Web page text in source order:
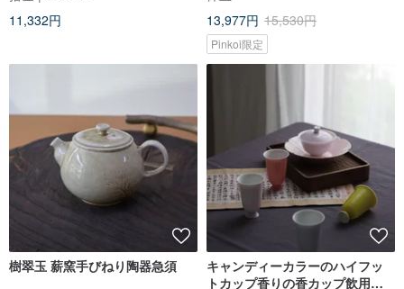
11,332円
13,977円 15,530円
Pinkoi限定
樹翠玉 薪窯手びねり陶器急須
キャンディーカラーのハイフッ
トカップ香りの香カップ飲用テ